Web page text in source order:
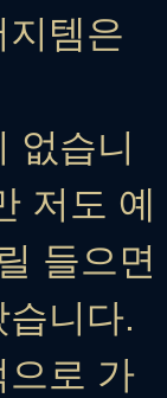
템은
없습니
저도 예
들으면
니다.
으로 가